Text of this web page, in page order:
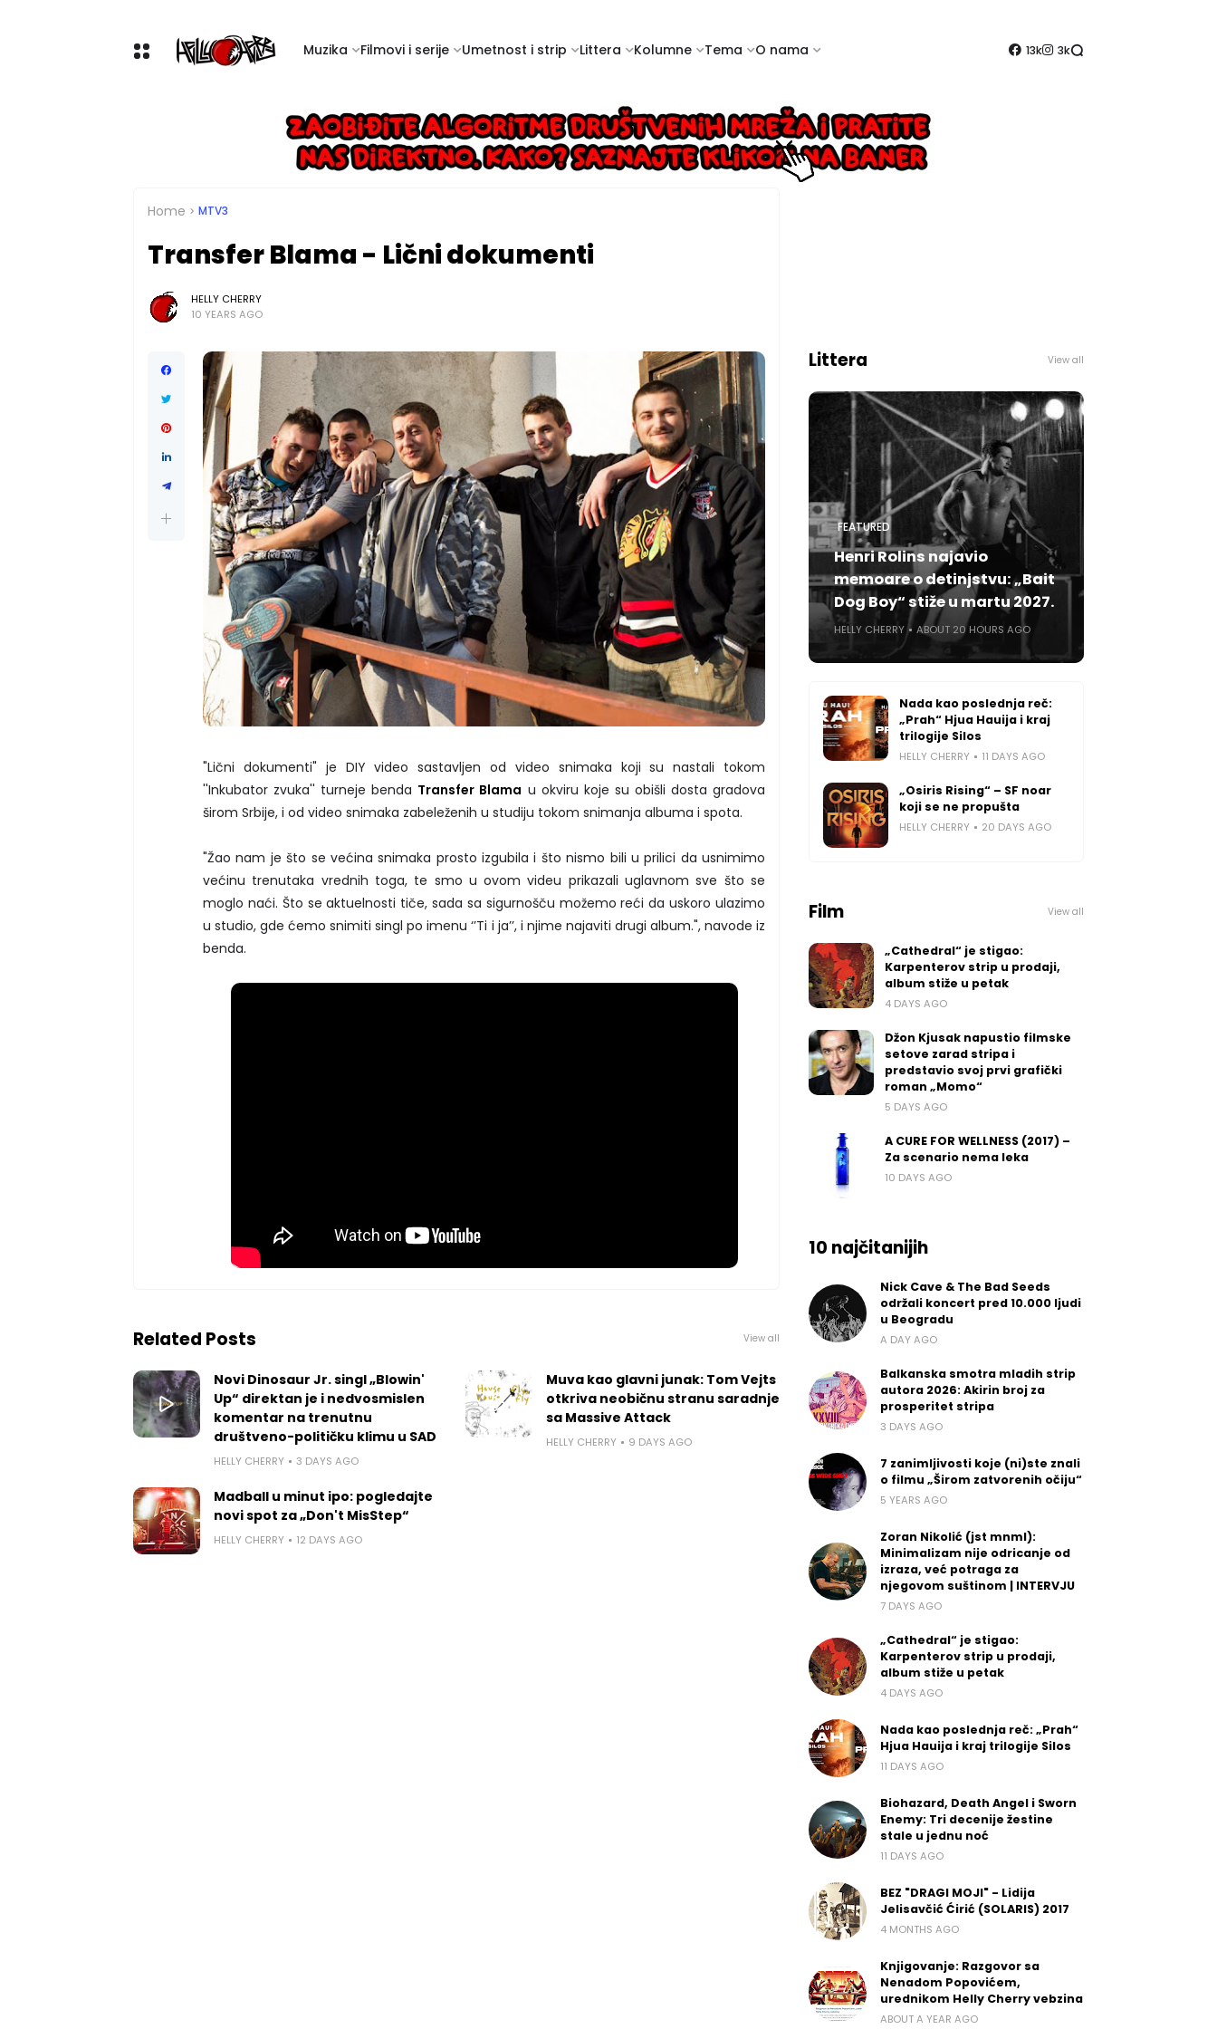
Muzika Filmovi i serije Umetnost i strip Littera Kolumne Tema O nama 13k 3k
Home MTV3
Transfer Blama - Lični dokumenti
HELLY CHERRY
10 YEARS AGO
"Lični dokumenti" je DIY video sastavljen od video snimaka koji su nastali tokom
''Inkubator zvuka'' turneje benda Transfer Blama u okviru koje su obišli dosta gradova
širom Srbije, i od video snimaka zabeleženih u studiju tokom snimanja albuma i spota.
"Žao nam je što se većina snimaka prosto izgubila i što nismo bili u prilici da usnimimo
većinu trenutaka vrednih toga, te smo u ovom videu prikazali uglavnom sve što se
moglo naći. Što se aktuelnosti tiče, sada sa sigurnošču možemo reći da uskoro ulazimo
u studio, gde ćemo snimiti singl po imenu ‘’Ti i ja’’, i njime najaviti drugi album.", navode iz
benda.
Related Posts View all
Novi Dinosaur Jr. singl „Blowin'
Up“ direktan je i nedvosmislen
komentar na trenutnu
društveno-političku klimu u SAD
HELLY CHERRY 3 DAYS AGO
Muva kao glavni junak: Tom Vejts
otkriva neobičnu stranu saradnje
sa Massive Attack
HELLY CHERRY 9 DAYS AGO
Madball u minut ipo: pogledajte
novi spot za „Don't MisStep“
HELLY CHERRY 12 DAYS AGO
Littera View all
FEATURED
Henri Rolins najavio
memoare o detinjstvu: „Bait
Dog Boy“ stiže u martu 2027.
HELLY CHERRY ABOUT 20 HOURS AGO
Nada kao poslednja reč:
„Prah“ Hjua Hauija i kraj
trilogije Silos
HELLY CHERRY 11 DAYS AGO
„Osiris Rising“ – SF noar
koji se ne propušta
HELLY CHERRY 20 DAYS AGO
Film View all
„Cathedral“ je stigao:
Karpenterov strip u prodaji,
album stiže u petak
4 DAYS AGO
Džon Kjusak napustio filmske
setove zarad stripa i
predstavio svoj prvi grafički
roman „Momo“
5 DAYS AGO
A CURE FOR WELLNESS (2017) –
Za scenario nema leka
10 DAYS AGO
10 najčitanijih
Nick Cave & The Bad Seeds
održali koncert pred 10.000 ljudi
u Beogradu
A DAY AGO
Balkanska smotra mladih strip
autora 2026: Akirin broj za
prosperitet stripa
3 DAYS AGO
7 zanimljivosti koje (ni)ste znali
o filmu „Širom zatvorenih očiju“
5 YEARS AGO
Zoran Nikolić (jst mnml):
Minimalizam nije odricanje od
izraza, već potraga za
njegovom suštinom | INTERVJU
7 DAYS AGO
„Cathedral“ je stigao:
Karpenterov strip u prodaji,
album stiže u petak
4 DAYS AGO
Nada kao poslednja reč: „Prah“
Hjua Hauija i kraj trilogije Silos
11 DAYS AGO
Biohazard, Death Angel i Sworn
Enemy: Tri decenije žestine
stale u jednu noć
11 DAYS AGO
BEZ "DRAGI MOJI" - Lidija
Jelisavčić Ćirić (SOLARIS) 2017
4 MONTHS AGO
Knjigovanje: Razgovor sa
Nenadom Popovićem,
urednikom Helly Cherry vebzina
ABOUT A YEAR AGO